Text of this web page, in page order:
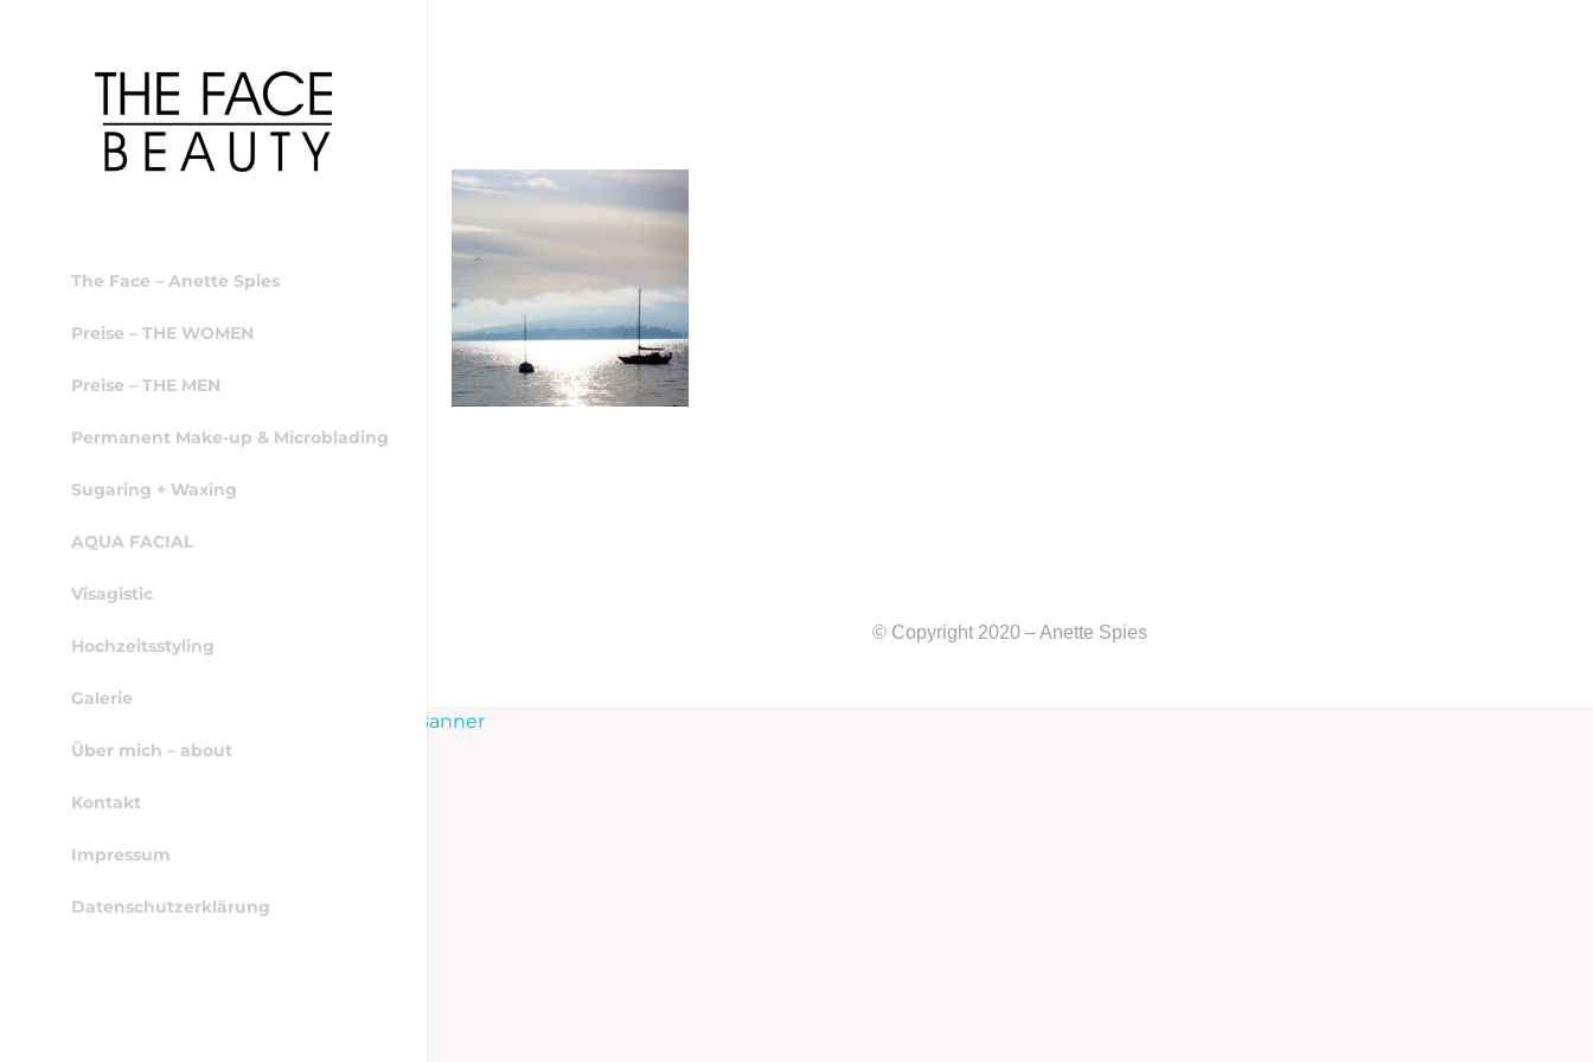
The Face – Anette Spies
Preise – THE WOMEN
Preise – THE MEN
Permanent Make-up & Microblading
Sugaring + Waxing
AQUA FACIAL
Visagistic
Hochzeitsstyling
Galerie
Über mich – about
Kontakt
Impressum
Datenschutzerklärung
© Copyright 2020 – Anette Spies
WordPress Cookie Hinweis von Real Cookie Banner